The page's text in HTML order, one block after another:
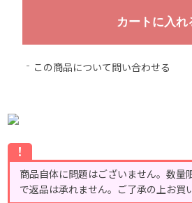
この商品について問い合わせる
！
商品自体に問題はございません。数量
で返品は承れません。ご了承の上お買